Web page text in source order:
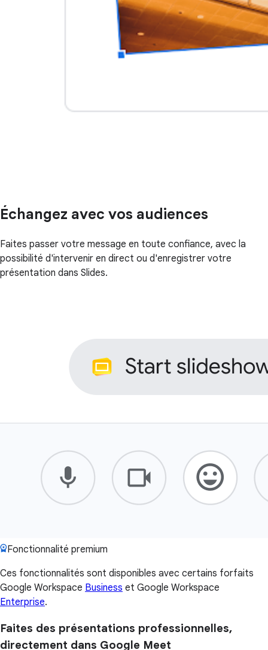
Échangez avec vos audiences
Faites passer votre message en toute confiance, avec la
possibilité d'intervenir en direct ou d'enregistrer votre
présentation dans Slides.
Fonctionnalité premium
Ces fonctionnalités sont disponibles avec certains forfaits
Google Workspace Business et Google Workspace
Enterprise.
Faites des présentations professionnelles,
directement dans Google Meet